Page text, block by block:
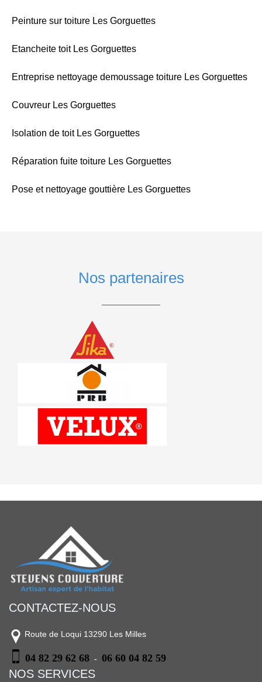
Peinture sur toiture Les Gorguettes
Etancheite toit Les Gorguettes
Entreprise nettoyage demoussage toiture Les Gorguettes
Couvreur Les Gorguettes
Isolation de toit Les Gorguettes
Réparation fuite toiture Les Gorguettes
Pose et nettoyage gouttière Les Gorguettes
Nos partenaires
CONTACTEZ-NOUS
Route de Loqui 13290 Les Milles
04 82 29 62 68 - 06 60 04 82 59
NOS SERVICES